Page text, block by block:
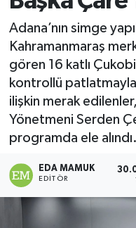
Adana’nın simge
Kahramanmaraş
gören 16 katlı
kontrollü patlatmayla
ilişkin merak
Yönetmeni Serden
programda ele alındı.
EDA MAMUK
EDITÖR
Magazin
Özel
Resmi İlanlar
Sağlık
Siyaset
Spor